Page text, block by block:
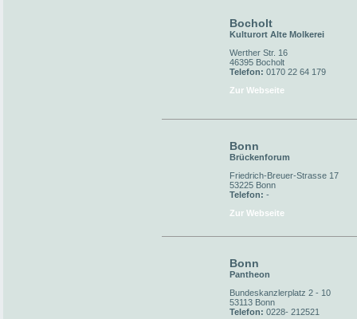
Bocholt
Kulturort Alte Molkerei
Werther Str. 16
46395 Bocholt
Telefon: 0170 22 64 179
Zur Webseite
Bonn
Brückenforum
Friedrich-Breuer-Strasse 17
53225 Bonn
Telefon: -
Zur Webseite
Bonn
Pantheon
Bundeskanzlerplatz 2 - 10
53113 Bonn
Telefon: 0228- 212521